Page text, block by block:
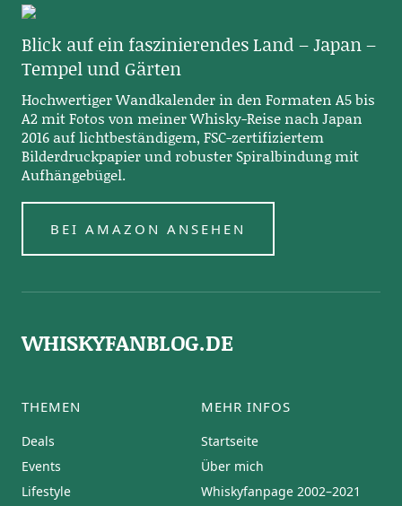
Blick auf ein faszinierendes Land – Japan –
Tempel und Gärten
Hochwertiger Wandkalender in den Formaten A5 bis
A2 mit Fotos von meiner Whisky-Reise nach Japan
2016 auf lichtbeständigem, FSC-zertifiziertem
Bilderdruckpapier und robuster Spiralbindung mit
Aufhängebügel.
BEI AMAZON ANSEHEN
WHISKYFANBLOG.DE
THEMEN
Deals
Events
Lifestyle
MEHR INFOS
Startseite
Über mich
Whiskyfanpage 2002–2021